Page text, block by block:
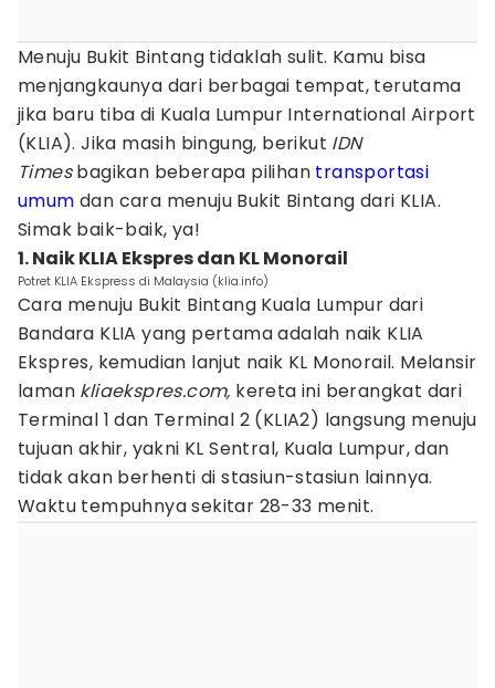
Menuju Bukit Bintang tidaklah sulit. Kamu bisa
menjangkaunya dari berbagai tempat, terutama
jika baru tiba di Kuala Lumpur International Airport
(KLIA). Jika masih bingung, berikut IDN
Timesbagikan beberapa pilihan transportasi
umum dan cara menuju Bukit Bintang dari KLIA.
Simak baik-baik, ya!
1. Naik KLIA Ekspres dan KL Monorail
Potret KLIA Ekspress di Malaysia (klia.info)
Cara menuju Bukit Bintang Kuala Lumpur dari
Bandara KLIA yang pertama adalah naik KLIA
Ekspres, kemudian lanjut naik KL Monorail. Melansir
laman kliaekspres.com, kereta ini berangkat dari
Terminal 1 dan Terminal 2 (KLIA2) langsung menuju
tujuan akhir, yakni KL Sentral, Kuala Lumpur, dan
tidak akan berhenti di stasiun-stasiun lainnya.
Waktu tempuhnya sekitar 28-33 menit.